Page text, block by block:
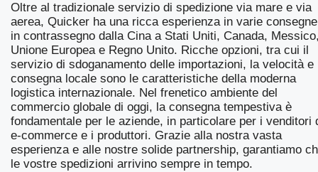
Oltre al tradizionale servizio di spedizione via mare e via
aerea, Quicker ha una ricca esperienza in varie consegne
in contrassegno dalla Cina a Stati Uniti, Canada,
Unione Europea e Regno Unito. Ricche opzioni, tra cui il
servizio di sdoganamento delle importazioni, la velocità e
consegna locale sono le caratteristiche della moderna
logistica internazionale. Nel frenetico ambiente del
commercio globale di oggi, la consegna tempestiva è
fondamentale per le aziende, in particolare per i venditori
e-commerce e i produttori. Grazie alla nostra vasta
esperienza e alle nostre solide partnership, garantiamo
le vostre spedizioni arrivino sempre in tempo.